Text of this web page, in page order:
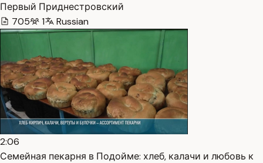
Первый Приднестровский
705
1 Russian
2:06
Семейная пекарня в Подойме: хлеб, калачи и любовь к